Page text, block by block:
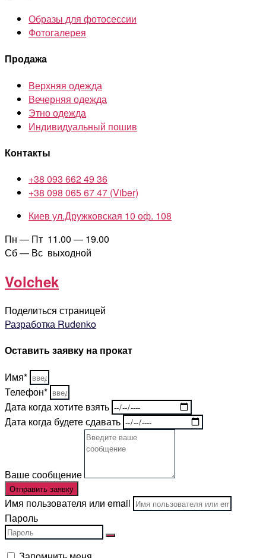
Образы для фотосессии
Фотогалерея
Продажа
Верхняя одежда
Вечерняя одежда
Этно одежда
Индивидуальный пошив
Контакты
+38 093 662 49 36
+38 098 065 67 47 (Viber)
Киев ул.Дружковская 10 оф. 108
Пн — Пт 11.00 — 19.00
Сб — Вс выходной
Volchek
Поделиться страницей
Разработка Rudenko
Оставить заявку на прокат
Имя*
Телефон*
Дата когда хотите взять
Дата когда будете сдавать
Ваше сообщение
Отправить заявку
Имя пользователя или email
Пароль